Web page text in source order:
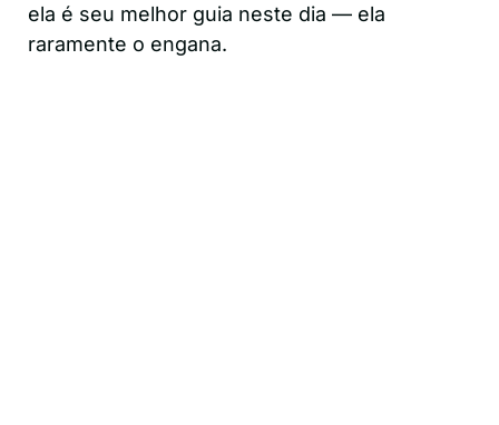
ela é seu melhor guia neste dia — ela
raramente o engana.